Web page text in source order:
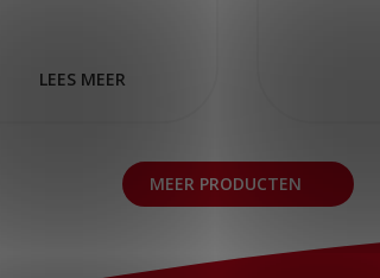
LEES MEER
MEER PRODUCTEN